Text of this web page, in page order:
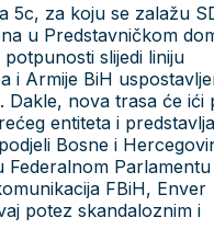
5c, za koju se zalažu
u Predstavničkom
slijedi liniju
i Armije BiH
Dakle, nova trasa će ići
entiteta i
Bosne i
Federalnom Parlamentu
FBiH, Enver
potez skandaloznim i